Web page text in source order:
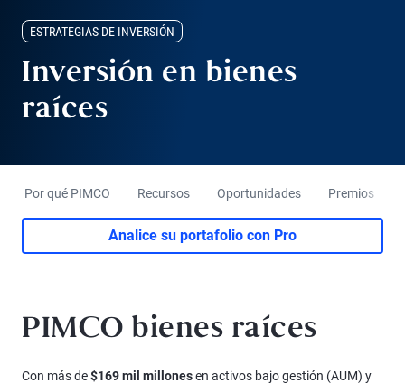
ESTRATEGIAS DE INVERSIÓN
Inversión en bienes
raíces
Por qué PIMCO Recursos Oportunidades Premios
Analice su portafolio con Pro
PIMCO bienes raíces
Con más de$169 mil millonesen activos bajo gestión (AUM) y